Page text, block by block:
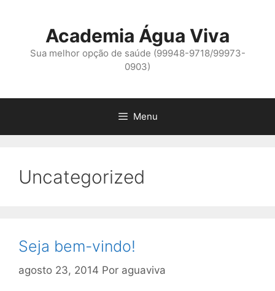
conteúdo
Academia Água Viva
Sua melhor opção de saúde (99948-9718/99973-
0903)
Menu
Uncategorized
Seja bem-vindo!
agosto 23, 2014 Por aguaviva